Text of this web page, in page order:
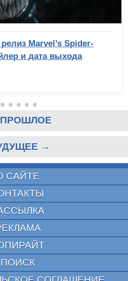
Marvel’s Spider-
и дата выхода
→
САЙТЕ
ПОИСК